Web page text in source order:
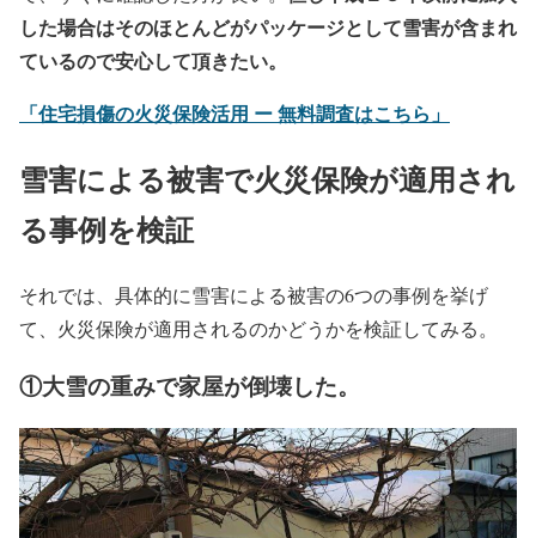
した場合はそのほとんどがパッケージとして雪害が含まれ
ているので安心して頂きたい。
「住宅損傷の火災保険活用 ー 無料調査はこちら」
雪害による被害で火災保険が適用され
る事例を検証
それでは、具体的に雪害による被害の6つの事例を挙げ
て、火災保険が適用されるのかどうかを検証してみる。
①大雪の重みで家屋が倒壊した。